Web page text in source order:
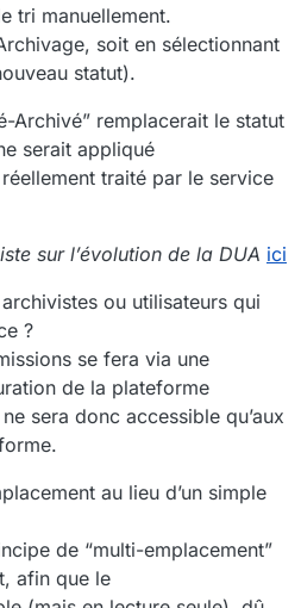
tri manuellement.
soit en sélectionnant
statut).
Archivé” remplacerait le statut
serait appliqué
traité par le service
sur l’évolution de la DUA ici
ou utilisateurs qui
?
se fera via une
de la plateforme
sera donc accessible qu’aux
au lieu d’un simple
de “multi-emplacement”
afin que le